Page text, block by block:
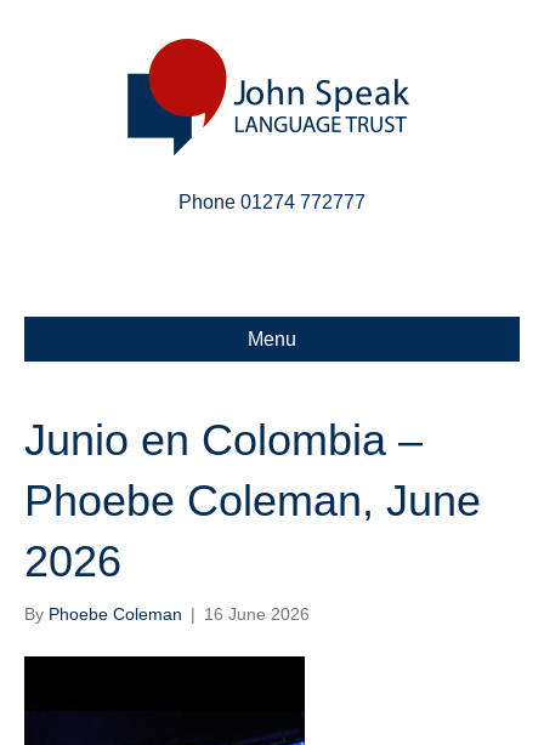
Phone 01274 772777
Menu
Junio en Colombia –
Phoebe Coleman, June
2026
By Phoebe Coleman | 16 June 2026